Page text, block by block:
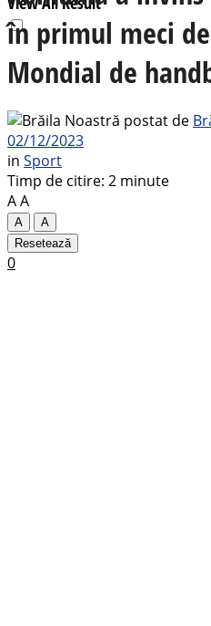
în primul meci
Mondial de
postat de
02/12/2023
in Sport
Timp de citire: 2 minute
AA
A
A
Resetează
0